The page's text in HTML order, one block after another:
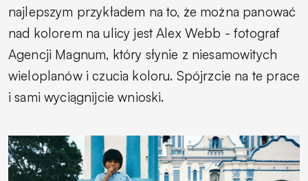
najlepszym przykładem na to, że można panować
nad kolorem na ulicy jest Alex Webb - fotograf
Agencji Magnum, który słynie z niesamowitych
wieloplanów i czucia koloru. Spójrzcie na te prace
i sami wyciągnijcie wnioski.